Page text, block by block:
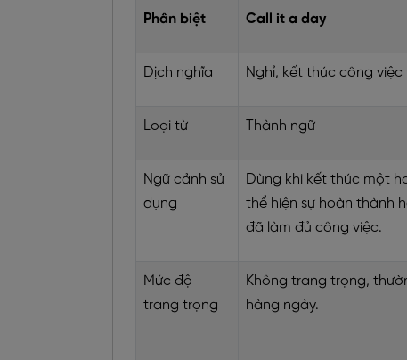
Phân biệt Call it a day
Dịch nghĩa Nghỉ, kết thúc công
Loại từ Thành ngữ
Ngữ cảnh sử
dụng
Dùng khi kết thúc một
thể hiện sự hoàn thành
đã làm đủ công việc.
Mức độ
trang trọng
Không trang trọng,
hàng ngày.